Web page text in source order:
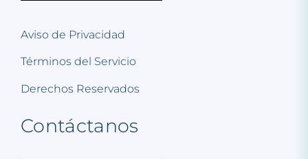
Aviso de Privacidad
Términos del Servicio
Derechos Reservados
Contáctanos